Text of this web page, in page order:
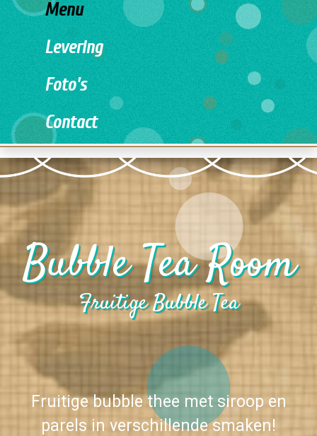
Menu
Levering
Foto's
Contact
Bubble Tea Room
Fruitige Bubble Tea
Fruitige bubble thee met siroop en
parels in verschillende smaken!